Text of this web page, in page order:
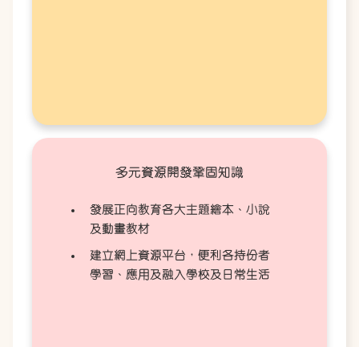
多元資源開發鞏固知識
發展正向教育各大主題繪本、小說
及動畫教材
建立網上資源平台，便利各持份者
學習、應用及融入學校及日常生活